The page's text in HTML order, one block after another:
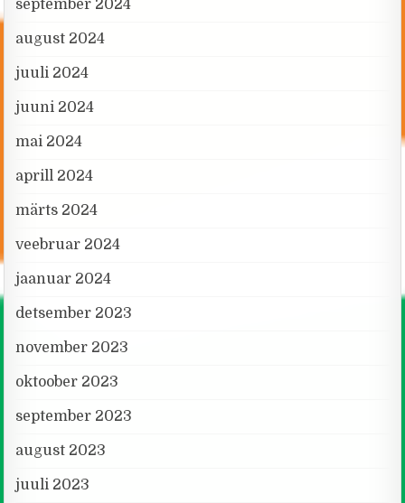
september 2024
august 2024
juuli 2024
juuni 2024
mai 2024
aprill 2024
märts 2024
veebruar 2024
jaanuar 2024
detsember 2023
november 2023
oktoober 2023
september 2023
august 2023
juuli 2023